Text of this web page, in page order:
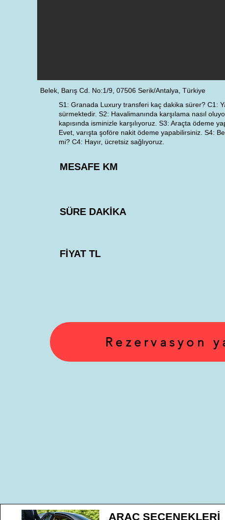
Belek, Barış Cd. No:1/9, 07506 Serik/Antalya, Türkiye
S1: Granada Luxury transferi kaç dakika sürer? C1:
sürmektedir. S2: Havalimanında karşılama nasıl
kapısında isminizle karşılıyoruz. S3: Araçta ödeme
Evet, varışta şoföre nakit ödeme yapabilirsiniz. S4:
mi? C4: Hayır, ücretsiz sağlıyoruz.
MESAFE KM
SÜRE DAKİKA
FİYAT TL
Rezervasyon
ARAÇ SEÇENEKLERİ